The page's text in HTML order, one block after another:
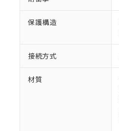
保護構造
接続方式
材質